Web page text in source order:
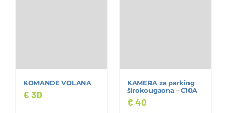
KOMANDE VOLANA
€ 30
KAMERA za parking
širokougaona – C10A
€ 40